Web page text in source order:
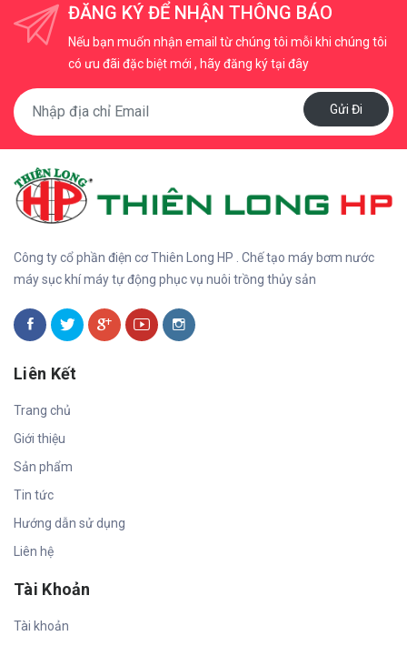
ĐĂNG KÝ ĐỂ NHẬN THÔNG BÁO
Nếu bạn muốn nhận email từ chúng tôi mỗi khi chúng tôi
có ưu đãi đặc biệt mới , hãy đăng ký tại đây
Gửi Đi
Công ty cổ phần điện cơ Thiên Long HP . Chế tạo máy bơm nước
máy sục khí máy tự động phục vụ nuôi trồng thủy sản
Liên Kết
Trang chủ
Giới thiệu
Sản phẩm
Tin tức
Hướng dẫn sử dụng
Liên hệ
Tài Khoản
Tài khoản